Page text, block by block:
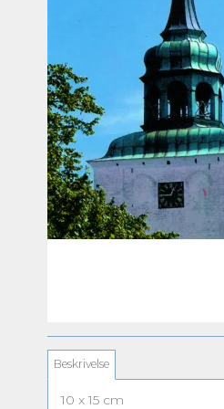
Beskrivelse
10 x 15 cm